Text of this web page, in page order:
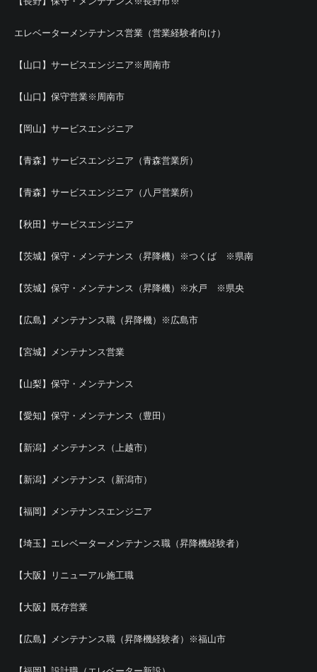
エレベーターメンテナンス営業（営業経験者向け）
【山口】サービスエンジニア※周南市
【山口】保守営業※周南市
【岡山】サービスエンジニア
【青森】サービスエンジニア（青森営業所）
【青森】サービスエンジニア（八戸営業所）
【秋田】サービスエンジニア
【茨城】保守・メンテナンス（昇降機）※つくば ※県南
【茨城】保守・メンテナンス（昇降機）※水戸 ※県央
【広島】メンテナンス職（昇降機）※広島市
【宮城】メンテナンス営業
【山梨】保守・メンテナンス
【愛知】保守・メンテナンス（豊田）
【新潟】メンテナンス（上越市）
【新潟】メンテナンス（新潟市）
【福岡】メンテナンスエンジニア
【埼玉】エレベーターメンテナンス職（昇降機経験者）
【大阪】リニューアル施工職
【大阪】既存営業
【広島】メンテナンス職（昇降機経験者）※福山市